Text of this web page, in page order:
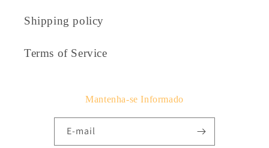
Shipping policy
Terms of Service
Mantenha-se Informado
E-mail